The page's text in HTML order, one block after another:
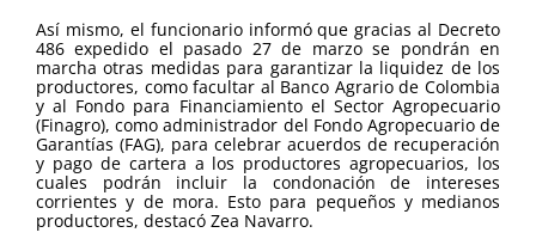
Así mismo, el funcionario informó que gracias al Decreto
486 expedido el pasado 27 de marzo se pondrán en
marcha otras medidas para garantizar la liquidez de los
productores, como facultar al Banco Agrario de Colombia
y al Fondo para Financiamiento el Sector Agropecuario
(Finagro), como administrador del Fondo Agropecuario de
Garantías (FAG), para celebrar acuerdos de recuperación
y pago de cartera a los productores agropecuarios, los
cuales podrán incluir la condonación de intereses
corrientes y de mora. Esto para pequeños y medianos
productores, destacó Zea Navarro.